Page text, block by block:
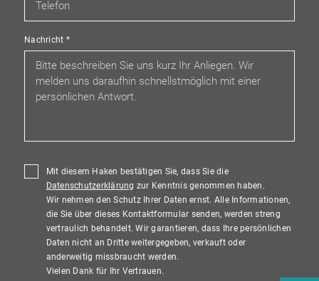
Nachricht *
Mit diesem Haken bestätigen Sie, dass Sie die
Datenschutzerklärung zur Kenntnis genommen haben.
Wir nehmen den Schutz Ihrer Daten ernst. Alle Informationen,
die Sie über dieses Kontaktformular senden, werden streng
vertraulich behandelt. Wir garantieren, dass Ihre persönlichen
Daten nicht an Dritte weitergegeben, verkauft oder
anderweitig missbraucht werden.
Vielen Dank für Ihr Vertrauen.